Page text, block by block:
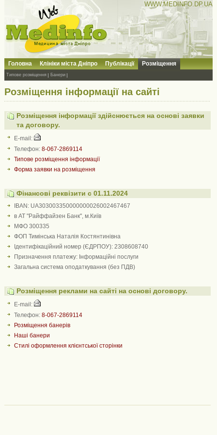
WWW.MEDINFO.DP.UA
Головна Клініки міста Дніпро Публікації Розміщення
Типове розміщення Банери
Розміщення інформації на сайті
Розміщення інформації здійснюється на основі заявки
та договору.
E-mail:
Телефон: 8-067-2869114
Типове розміщення інформації
Форма заявки на розміщення
Фінансові реквізити c 01.11.2024
IBAN: UA303003350000000026002467467
в АТ "Райффайзен Банк", м.Київ
МФО 300335
ФОП Тимінська Наталія Костянтинівна
Ідентифікаційний номер (ЄДРПОУ): 2308608740
Призначення платежу: Інформаційні послуги
Загальна система оподаткування (без ПДВ)
Розміщення реклами на сайті на основі договору.
E-mail:
Телефон: 8-067-2869114
Розміщення банерів
Наші банери
Стилі оформлення клієнтської сторінки